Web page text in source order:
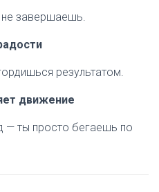
завершаешь.
результатом.
движение
— ты просто бегаешь по